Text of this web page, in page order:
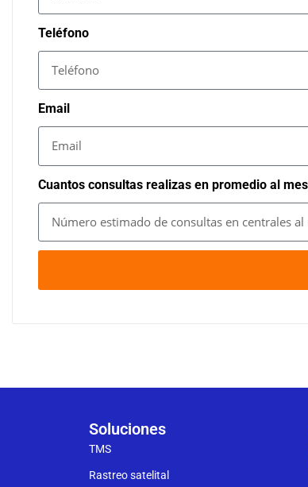
Teléfono
Email
Cuantos consultas realizas en promedio al
Soluciones
TMS
Rastreo satelital